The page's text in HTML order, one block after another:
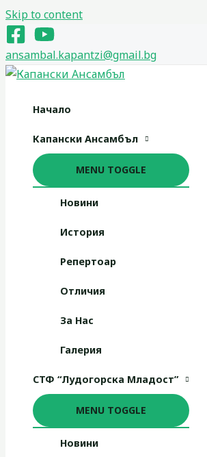
Skip to content
ansambal.kapantzi@gmail.bg
Начало
Капански Ансамбъл
MENU TOGGLE
Новини
История
Репертоар
Отличия
За Нас
Галерия
СТФ “Лудогорска Младост”
MENU TOGGLE
Новини